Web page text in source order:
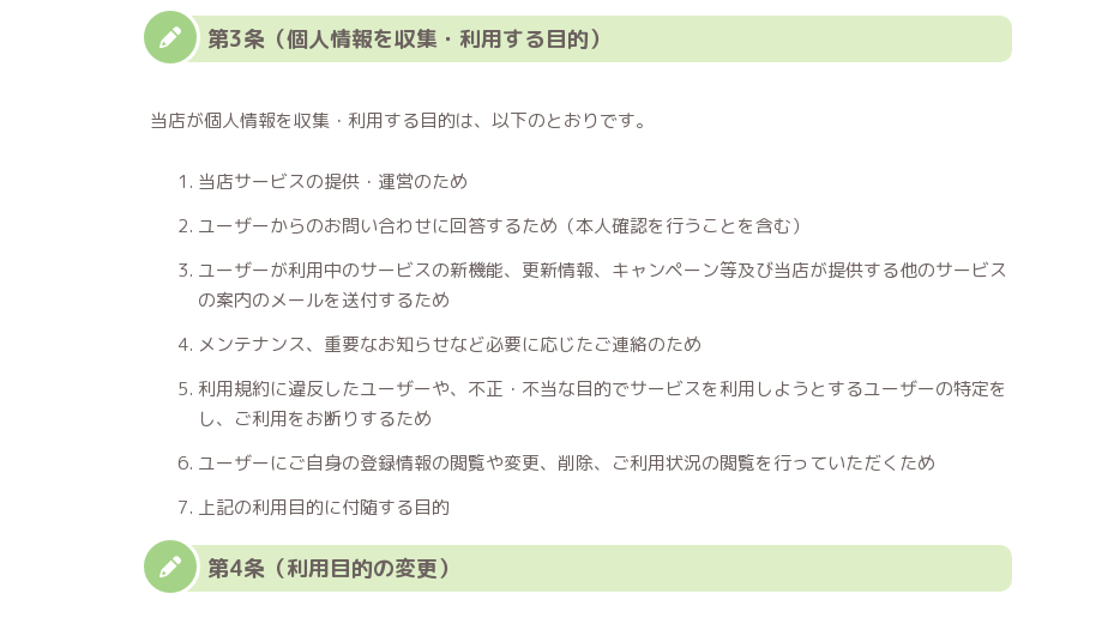
第3条（個人情報を収集・利用する目的）
当店が個人情報を収集・利用する目的は、以下のとおりです。
当店サービスの提供・運営のため
ユーザーからのお問い合わせに回答するため（本人確認を行うことを含む）
ユーザーが利用中のサービスの新機能、更新情報、キャンペーン等及び当店が提供する他のサービス
の案内のメールを送付するため
メンテナンス、重要なお知らせなど必要に応じたご連絡のため
利用規約に違反したユーザーや、不正・不当な目的でサービスを利用しようとするユーザーの特定を
し、ご利用をお断りするため
ユーザーにご自身の登録情報の閲覧や変更、削除、ご利用状況の閲覧を行っていただくため
上記の利用目的に付随する目的
第4条（利用目的の変更）